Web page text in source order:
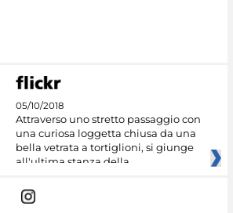
05/10/2018
Attraverso uno stretto passaggio con
una curiosa loggetta chiusa da una
bella vetrata a tortiglioni, si giunge
all'ultima stanza della